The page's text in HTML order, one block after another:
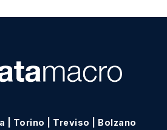
Torino Treviso Bolzano